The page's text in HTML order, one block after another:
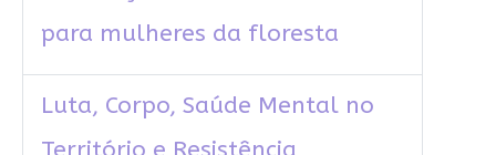
para mulheres da floresta
Luta, Corpo, Saúde Mental no